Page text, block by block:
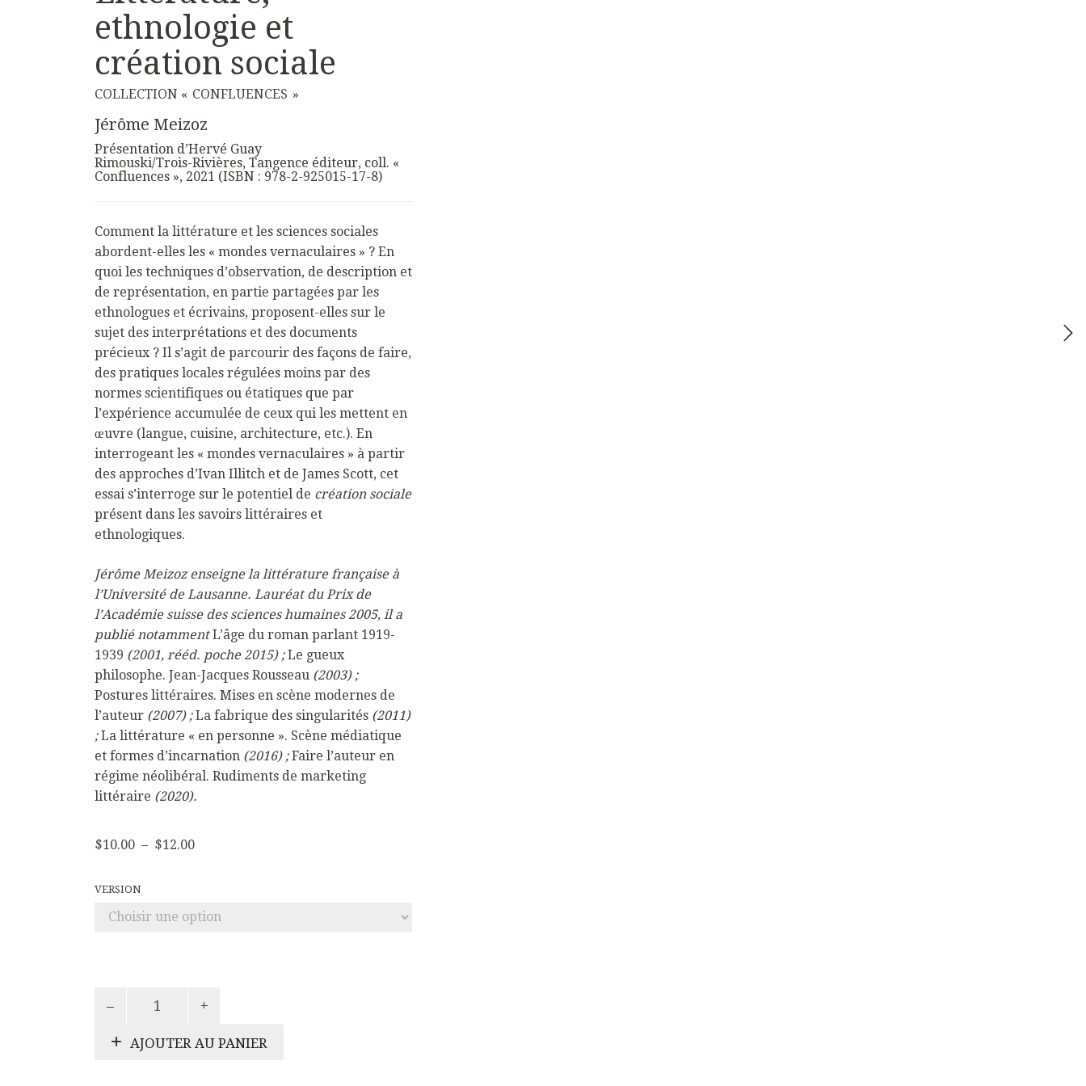
ethnologie et
création sociale
COLLECTION « CONFLUENCES »
Jérôme Meizoz
Présentation d’Hervé Guay
Rimouski/Trois-Rivières, Tangence éditeur, coll. «
Confluences », 2021 (ISBN : 978-2-925015-17-8)
Comment la littérature et les sciences sociales
abordent-elles les « mondes vernaculaires » ? En
quoi les techniques d’observation, de description et
de représentation, en partie partagées par les
ethnologues et écrivains, proposent-elles sur le
sujet des interprétations et des documents
précieux ? Il s’agit de parcourir des façons de faire,
des pratiques locales régulées moins par des
normes scientifiques ou étatiques que par
l’expérience accumulée de ceux qui les mettent en
œuvre (langue, cuisine, architecture, etc.). En
interrogeant les « mondes vernaculaires » à partir
des approches d’Ivan Illitch et de James Scott, cet
essai s’interroge sur le potentiel de création sociale
présent dans les savoirs littéraires et
ethnologiques.
Jérôme Meizoz enseigne la littérature française à
l’Université de Lausanne. Lauréat du Prix de
l’Académie suisse des sciences humaines 2005, il a
publié notammentL’âge du roman parlant 1919-
1939 (2001, rééd. poche 2015) ;Le gueux
philosophe. Jean-Jacques Rousseau (2003) ;
Postures littéraires. Mises en scène modernes de
l’auteur (2007) ;La fabrique des singularités (2011)
;La littérature « en personne ». Scène médiatique
et formes d’incarnation (2016) ;Faire l’auteur en
régime néolibéral. Rudiments de marketing
littéraire (2020).
$10.00 – $12.00Plage
$12.00
VERSION
de
AJOUTER AU PANIER